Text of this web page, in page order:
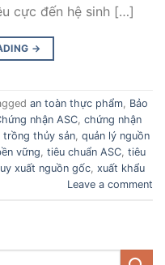
cực đến hệ sinh […]
→
an toàn thực phẩm, Bảo
nhận ASC, chứng nhận
trồng thủy sản, quản lý nguồn
vững, tiêu chuẩn ASC, tiêu
xuất nguồn gốc, xuất khẩu
Leave a comment